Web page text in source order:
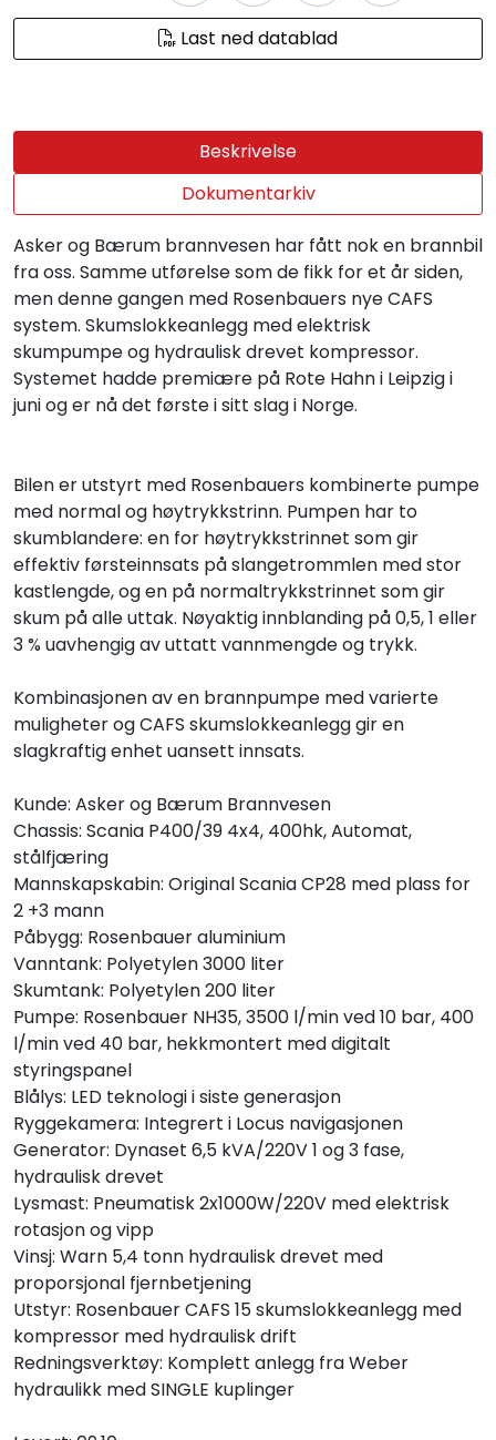
Last ned datablad
Beskrivelse
Dokumentarkiv
Asker og Bærum brannvesen har fått nok en brannbil
fra oss. Samme utførelse som de fikk for et år siden,
men denne gangen med Rosenbauers nye CAFS
system. Skumslokkeanlegg med elektrisk
skumpumpe og hydraulisk drevet kompressor.
Systemet hadde premiære på Rote Hahn i Leipzig i
juni og er nå det første i sitt slag i Norge.
Bilen er utstyrt med Rosenbauers kombinerte pumpe
med normal og høytrykkstrinn. Pumpen har to
skumblandere: en for høytrykkstrinnet som gir
effektiv førsteinnsats på slangetrommlen med stor
kastlengde, og en på normaltrykkstrinnet som gir
skum på alle uttak. Nøyaktig innblanding på 0,5, 1 eller
3 % uavhengig av uttatt vannmengde og trykk.
Kombinasjonen av en brannpumpe med varierte
muligheter og CAFS skumslokkeanlegg gir en
slagkraftig enhet uansett innsats.
Kunde: Asker og Bærum Brannvesen
Chassis: Scania P400/39 4x4, 400hk, Automat,
stålfjæring
Mannskapskabin: Original Scania CP28 med plass for
2 +3 mann
Påbygg: Rosenbauer aluminium
Vanntank: Polyetylen 3000 liter
Skumtank: Polyetylen 200 liter
Pumpe: Rosenbauer NH35, 3500 l/min ved 10 bar, 400
l/min ved 40 bar, hekkmontert med digitalt
styringspanel
Blålys: LED teknologi i siste generasjon
Ryggekamera: Integrert i Locus navigasjonen
Generator: Dynaset 6,5 kVA/220V 1 og 3 fase,
hydraulisk drevet
Lysmast: Pneumatisk 2x1000W/220V med elektrisk
rotasjon og vipp
Vinsj: Warn 5,4 tonn hydraulisk drevet med
proporsjonal fjernbetjening
Utstyr: Rosenbauer CAFS 15 skumslokkeanlegg med
kompressor med hydraulisk drift
Redningsverktøy: Komplett anlegg fra Weber
hydraulikk med SINGLE kuplinger